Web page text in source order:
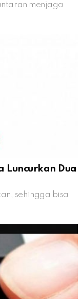
menjaga
Luncurkan Dua
sehingga bisa